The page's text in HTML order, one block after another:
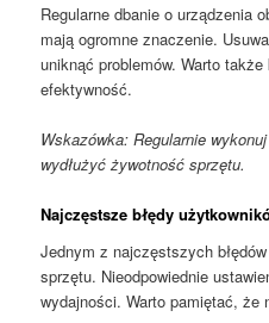
Regularne dbanie o urządzenia
mają ogromne znaczenie.
uniknąć problemów. Warto
efektywność.
Wskazówka: Regularnie
wydłużyć żywotność sprzętu.
Najczęstsze błędy
Jednym z najczęstszych
sprzętu. Nieodpowiednie
wydajności. Warto pamiętać, że